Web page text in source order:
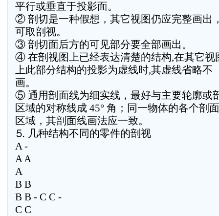
平行或垂直于投影面。
② 剖切是一种假想，其它视图仍应完整画出
可取剖视。
③ 剖切面后方的可见部分要全部画出。
④ 在剖视图上已经表达清楚的结构,在其它视
上此部分结构的投影为虚线时,其虚线省略不
画。
⑤ 通用剖面线为细实线，最好与主要轮廓或
区域的对称线成 45° 角；同一物体的各个剖面
区域，其剖面线画法应一致。
⒌ 几种结构不同的零件的剖视
A -
A A
A
B B
B B - C C -
C C